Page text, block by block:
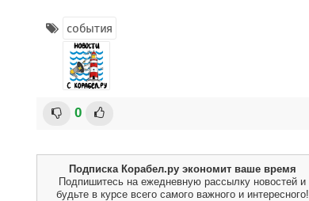
события
0
Подписка Корабел.ру экономит ваше время
Подпишитесь на ежедневную рассылку новостей и
будьте в курсе всего самого важного и интересного!